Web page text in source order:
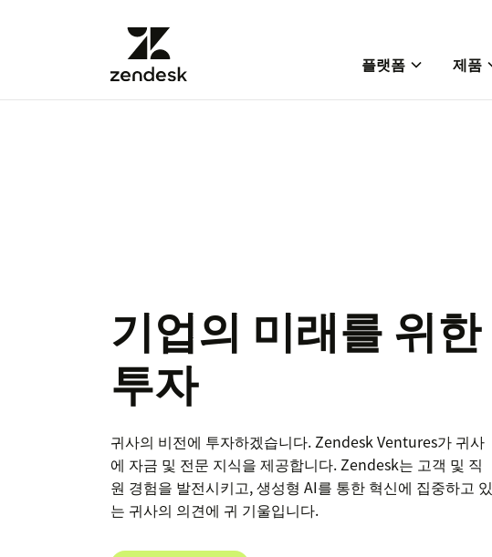
플랫폼 제품
기업의 미래를 위한
투자
귀사의 비전에 투자하겠습니다. Zendesk Ventures가 귀사
에 자금 및 전문 지식을 제공합니다. Zendesk는 고객 및 직
원 경험을 발전시키고, 생성형 AI를 통한 혁신에 집중하고 있
는 귀사의 의견에 귀 기울입니다.